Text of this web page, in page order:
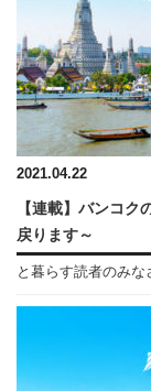
2021.04.22
【連載】バンコ
戻ります～
と暮らす読者のみ